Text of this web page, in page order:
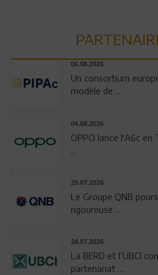
06.08.2026
Un consortium
modèle de ...
04.08.2026
OPPO lance l'A6c en
29.07.2026
Le Groupe QNB
rigoureuse ...
24.07.2026
La BERD et l’UBCI
partenariat ...